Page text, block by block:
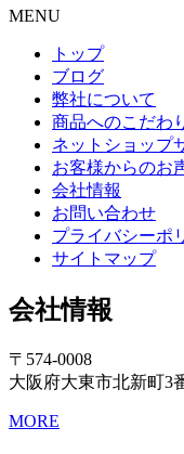
MENU
トップ
ブログ
弊社について
商品へのこだわ
ネットショップ
お客様からのお
会社情報
お問い合わせ
プライバシーポ
サイトマップ
会社情報
〒574-0008
大阪府大東市北新町3
MORE